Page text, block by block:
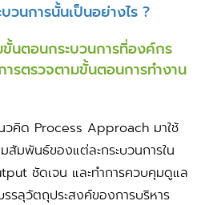
วนการนั้นเป็นอย่างไร ?
ขั้นตอนกระบวนการที่องค์กร
รตรวจตามขั้นตอนการทำงาน
วคิด Process Approach มาใช้
สัมพันธ์ของแต่ละกระบวนการใน
ชัดเจน และทำการควบคุมดูแล
รลุวัตถุประสงค์ของการบริหาร